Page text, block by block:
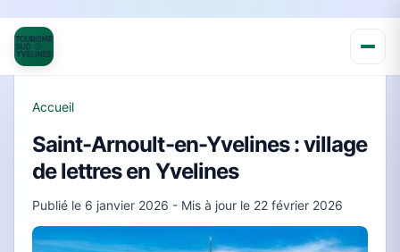
Accueil
Saint-Arnoult-en-Yvelines : village
de lettres en Yvelines
Publié le 6 janvier 2026 - Mis à jour le 22 février 2026